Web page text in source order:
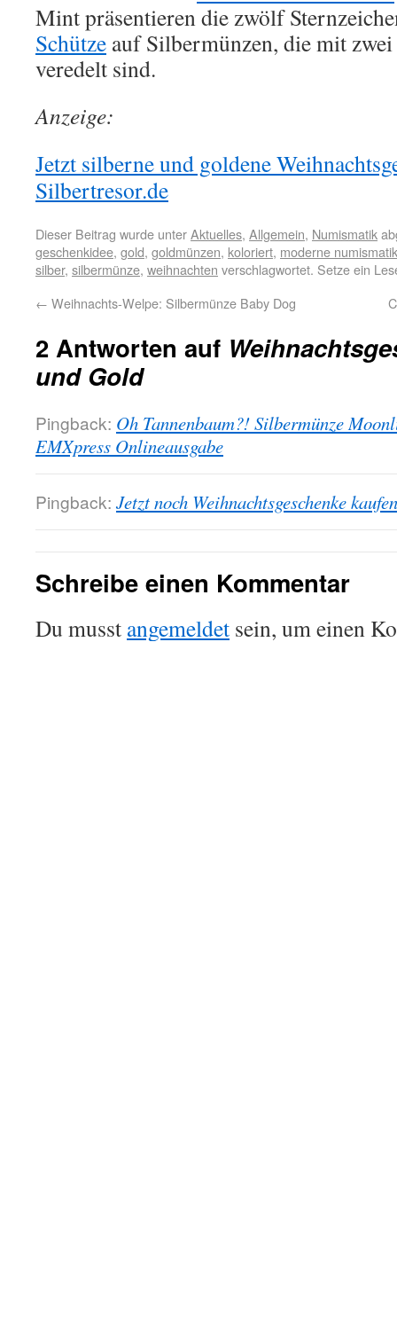
Mint präsentieren die zwölf
Schütze auf Silbermünzen, die mit zwei
veredelt sind.
Anzeige:
Jetzt silberne und goldene
Silbertresor.de
Dieser Beitrag wurde unterAktuelles, Allgemein, Numismatik
geschenkidee, gold, goldmünzen, koloriert, moderne numismatik
silber, silbermünze, weihnachten verschlagwortet. Setze ein
← Weihnachts-Welpe: Silbermünze Baby Dog
2 Antworten auf
und Gold
Pingback: Oh Tannenbaum?! Silbermünze
EMXpress Onlineausgabe
Pingback: Jetzt noch Weihnachtsgeschenke
Schreibe einen Kommentar
Du musst angemeldet sein, um einen